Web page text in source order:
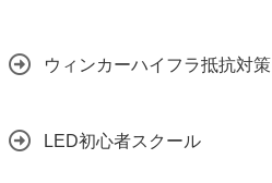
ウィンカーハイフラ抵抗対策
LED初心者スクール